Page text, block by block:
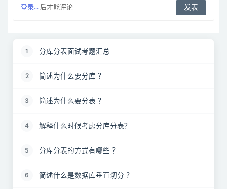
登录... 后才能评论
1 分库分表面试考题汇总
2 简述为什么要分库 ？
3 简述为什么要分表 ？
4 解释什么时候考虑分库分表？
5 分库分表的方式有哪些 ？
6 简述什么是数据库垂直切分 ？